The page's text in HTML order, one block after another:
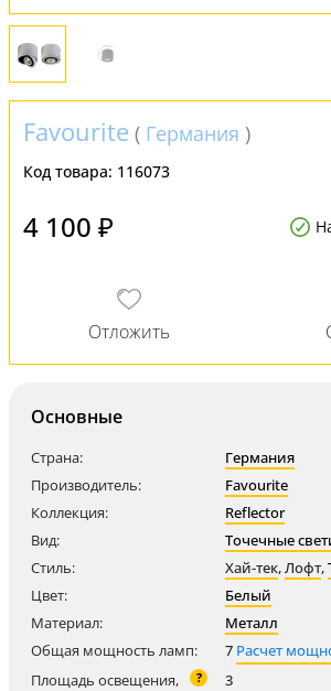
Favourite ( Германия )
Код товара: 116073
4 100 ₽
Основные
Страна:
Германия
Производитель:
Favourite
Коллекция:
Reflector
Вид:
Точечные
Стиль:
Хай-тек,Лофт,
Цвет:
Белый
Материал:
Металл
Общая мощность ламп:
7 Расчет
Площадь освещения,
? 3